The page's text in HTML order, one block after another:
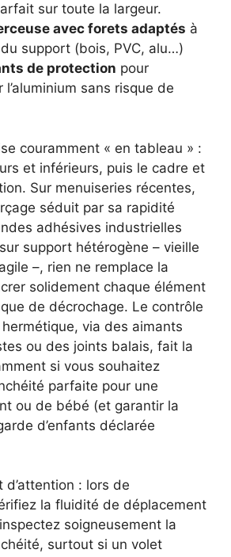
sur toute la largeur.
avec forets adaptés à
support (bois, PVC, alu…)
de protection pour
l’aluminium sans risque de
couramment « en tableau » :
et inférieurs, puis le cadre et
Sur menuiseries récentes,
séduit par sa rapidité
adhésives industrielles
support hétérogène – vieille
–, rien ne remplace la
solidement chaque élément
de décrochage. Le contrôle
via des aimants
ou des joints balais, fait la
si vous souhaitez
parfaite pour une
ou de bébé (et garantir la
d’enfants déclarée
d’attention : lors de
la fluidité de déplacement
soigneusement la
surtout si un volet